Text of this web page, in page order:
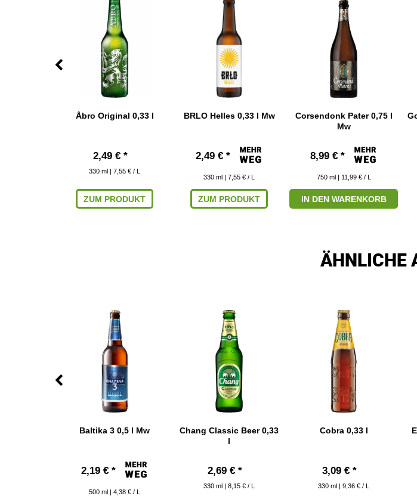
Åbro Original 0,33 l
2,49 € *
330 ml | 7,55 € / L
ZUM PRODUKT
BRLO Helles 0,33 l Mw
2,49 € *
330 ml | 7,55 € / L
ZUM PRODUKT
Corsendonk Pater 0,75 l
Mw
8,99 € *
750 ml | 11,99 € / L
IN DEN WARENKORB
ÄHNLICHE
Baltika 3 0,5 l Mw
2,19 € *
500 ml | 4,38 € / L
Chang Classic Beer 0,33
l
2,69 € *
330 ml | 8,15 € / L
Cobra 0,33 l
3,09 € *
330 ml | 9,36 € / L